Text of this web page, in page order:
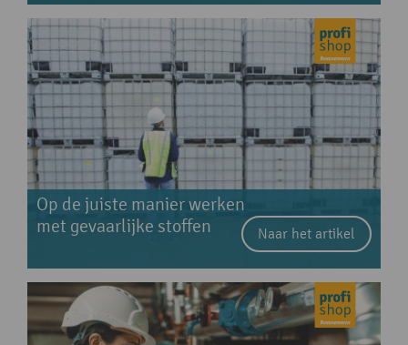
Op de juiste manier werken
met gevaarlijke stoffen
Naar het artikel